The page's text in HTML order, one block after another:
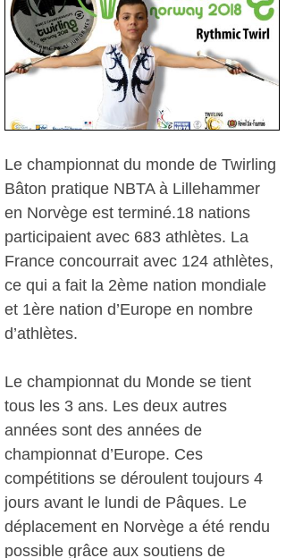
Le championnat du monde de Twirling
Bâton pratique NBTA à Lillehammer
en Norvège est terminé.18 nations
participaient avec 683 athlètes. La
France concourrait avec 124 athlètes,
ce qui a fait la 2ème nation mondiale
et 1ère nation d’Europe en nombre
d’athlètes.
Le championnat du Monde se tient
tous les 3 ans. Les deux autres
années sont des années de
championnat d’Europe. Ces
compétitions se déroulent toujours 4
jours avant le lundi de Pâques. Le
déplacement en Norvège a été rendu
possible grâce aux soutiens de